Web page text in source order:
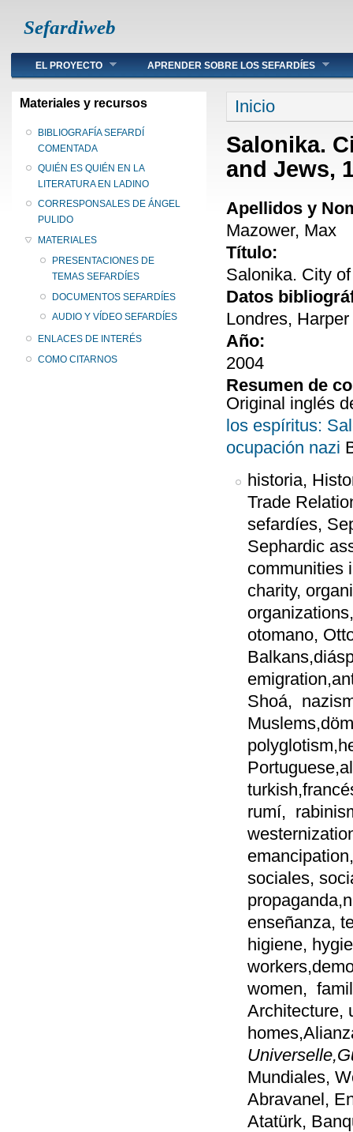
Sefardiweb
Main menu
EL PROYECTO APRENDER SOBRE LOS SEFARDÍES
Materiales y recursos
BIBLIOGRAFÍA SEFARDÍ
COMENTADA
QUIÉN ES QUIÉN EN LA
LITERATURA EN LADINO
CORRESPONSALES DE ÁNGEL
PULIDO
MATERIALES
PRESENTACIONES DE
TEMAS SEFARDÍES
DOCUMENTOS SEFARDÍES
AUDIO Y VÍDEO SEFARDÍES
ENLACES DE INTERÉS
COMO CITARNOS
Se encuentra
Inicio
Salonika.
and Jews,
Apellidos y
Mazower, Max
Título:
Salonika. City
Datos
Londres,
Año:
2004
Resumen de
Original inglés
los espíritus:
ocupación nazi
historia,
Trade
sefardíes,
Sephardic
communities
charity,
otomano,
Shoá,
rumí,
sociales,
enseñanza,
higiene,
women,
Architecture,
Mundiales,
Abravanel,
Atatürk,